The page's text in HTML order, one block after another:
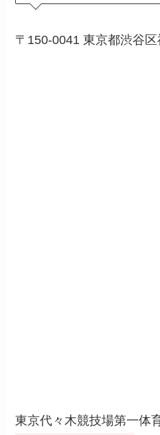
〒150-0041 東京都渋谷
東京代々木競技場第一体